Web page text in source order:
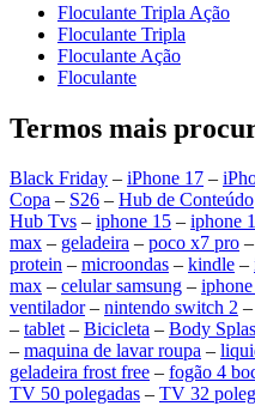
Floculante Tripla Ação
Floculante Tripla
Floculante Ação
Floculante
Termos mais
Black Friday – iPhone 17 –
Copa – S26 – Hub de Conteúdo
Hub Tvs – iphone 15 – iphone
max – geladeira – poco x7 pro –
protein – microondas – kindle –
max – celular samsung –
ventilador– nintendo switch 2 –
– tablet– Bicicleta – Body
– maquina de lavar roupa –
geladeira frost free – fogão 4
TV 50 polegadas – TV 32